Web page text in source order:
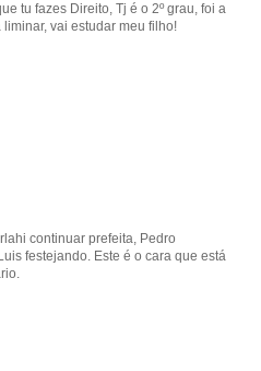
tu fazes Direito, Tj é o 2º grau, foi a
vai estudar meu filho!
continuar prefeita, Pedro
festejando. Este é o cara que está